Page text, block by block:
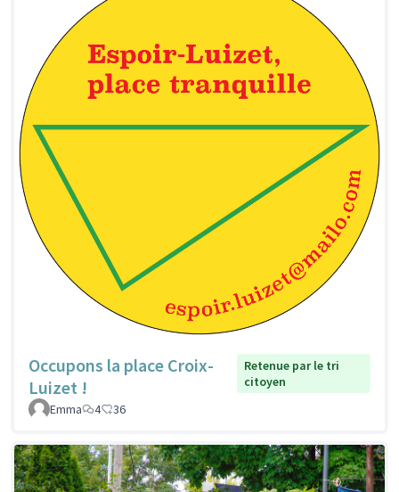
Occupons la place Croix-
Luizet !
Retenue par le tri
citoyen
Emma
4 36